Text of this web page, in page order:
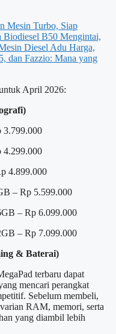
Mesin Turbo, Siap
Biodiesel B50 Mengintai,
Diesel Adu Harga,
dan Fazzio: Mana yang
April 2026:
3.799.000
4.299.000
4.899.000
– Rp 5.599.000
– Rp 6.099.000
– Rp 7.099.000
& Baterai)
terbaru dapat
mencari perangkat
Sebelum membeli,
RAM, memori, serta
yang diambil lebih